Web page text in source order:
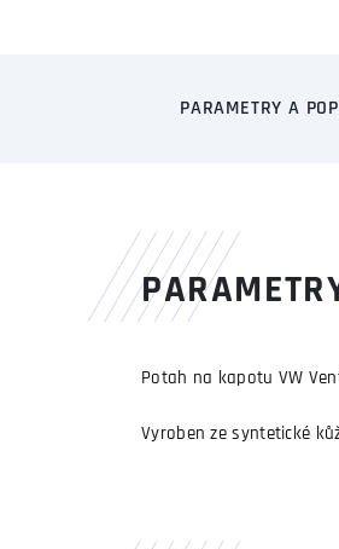
PARAMETRY A
Potah na kapotu VW
Vyroben ze syntetické